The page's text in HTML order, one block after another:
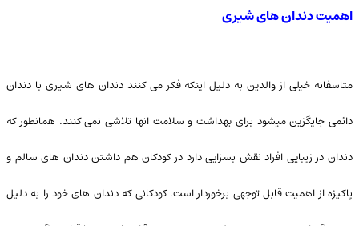
اهمیت دندان های شیری
متاسفانه خیلی از والدین به دلیل اینکه فکر می کنند دندان های شیری با دندان
دائمی جایگزین میشود برای بهداشت و سلامت انها تلاشی نمی کنند. همانطور که
دندان در زیبایی افراد نقش بسزایی دارد در کودکان هم داشتن دندان های سالم و
پاکیزه از اهمیت قابل توجهی برخوردار است. کودکانی که دندان های خود را به دلیل